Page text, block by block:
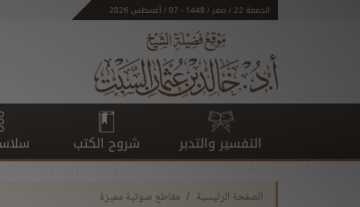
الجمعة 22 / صفر / 1448 - 07 / أغسطس 2026
التفسير والتدبر شروح الكتب
الصفحة الرئيسية مقاطع صوتية مميزة